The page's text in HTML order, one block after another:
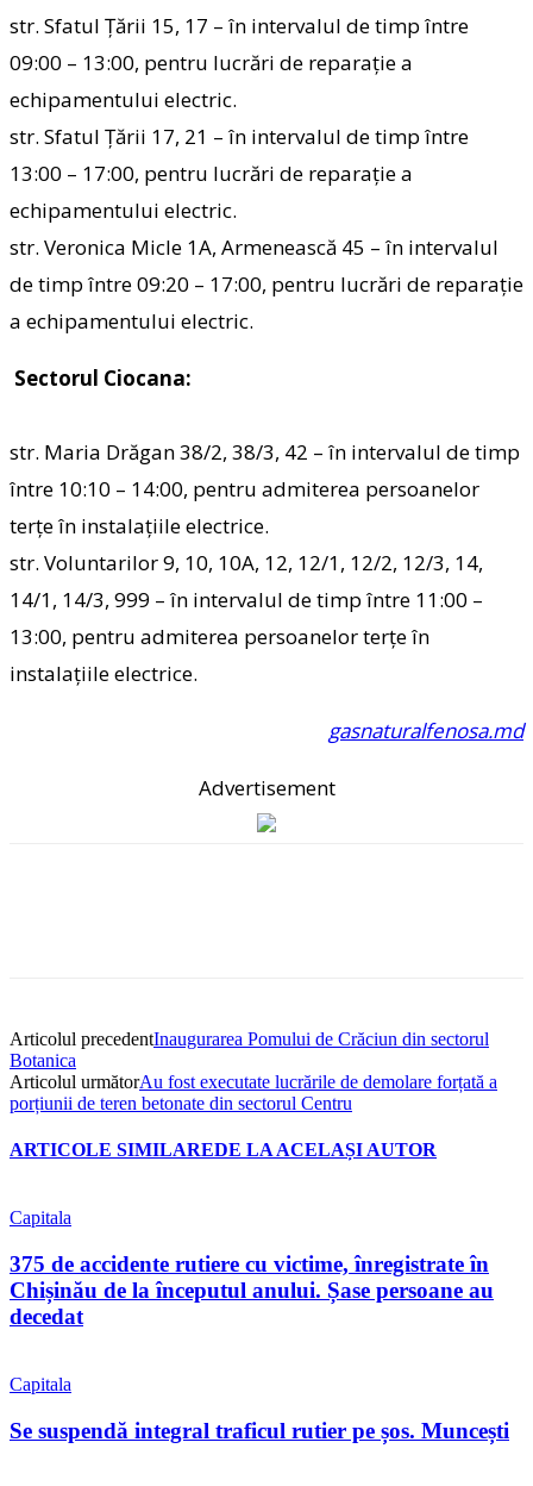
str. Sfatul Țării 15, 17 – în intervalul de timp între
09:00 – 13:00, pentru lucrări de reparaţie a
echipamentului electric.
str. Sfatul Țării 17, 21 – în intervalul de timp între
13:00 – 17:00, pentru lucrări de reparaţie a
echipamentului electric.
str. Veronica Micle 1A, Armenească 45 – în intervalul
de timp între 09:20 – 17:00, pentru lucrări de reparaţie
a echipamentului electric.
Sectorul Ciocana:
str. Maria Drăgan 38/2, 38/3, 42 – în intervalul de timp
între 10:10 – 14:00, pentru admiterea persoanelor
terțe în instalațiile electrice.
str. Voluntarilor 9, 10, 10A, 12, 12/1, 12/2, 12/3, 14,
14/1, 14/3, 999 – în intervalul de timp între 11:00 –
13:00, pentru admiterea persoanelor terțe în
instalațiile electrice.
gasnaturalfenosa.md
Advertisement
Articolul precedentInaugurarea Pomului de Crăciun din sectorul
Botanica
Articolul următorAu fost executate lucrările de demolare forțată a
porțiunii de teren betonate din sectorul Centru
ARTICOLE SIMILAREDE LA ACELAȘI AUTOR
Capitala
375 de accidente rutiere cu victime, înregistrate în
Chișinău de la începutul anului. Șase persoane au
decedat
Capitala
Se suspendă integral traficul rutier pe șos. Muncești